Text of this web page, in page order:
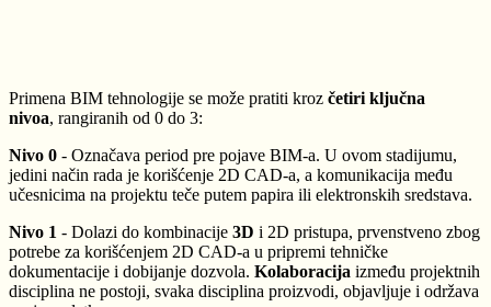
Primena BIM tehnologije se može pratiti kroz četiri ključna
nivoa, rangiranih od 0 do 3:
Nivo 0 - Označava period pre pojave BIM-a. U ovom stadijumu,
jedini način rada je korišćenje 2D CAD-a, a komunikacija među
učesnicima na projektu teče putem papira ili elektronskih sredstava.
Nivo 1 - Dolazi do kombinacije 3D i 2D pristupa, prvenstveno zbog
potrebe za korišćenjem 2D CAD-a u pripremi tehničke
dokumentacije i dobijanje dozvola. Kolaboracija između projektnih
disciplina ne postoji, svaka disciplina proizvodi, objavljuje i održava